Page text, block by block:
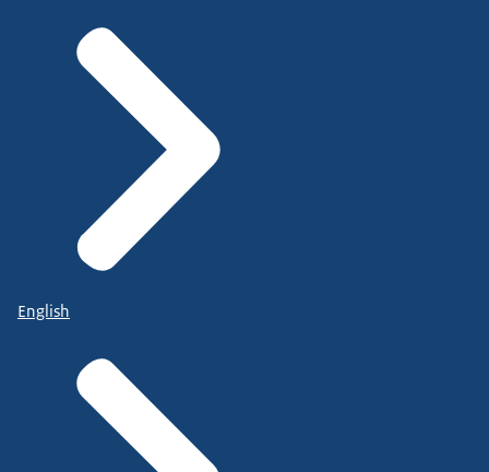
English